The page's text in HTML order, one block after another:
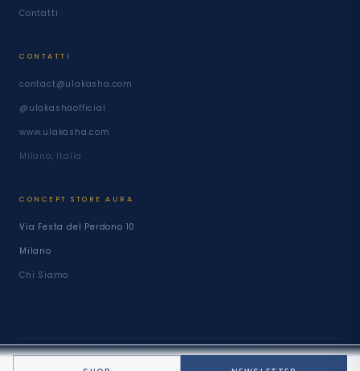
Contatti
CONTATTI
contact@ulakasha.com
@ulakashaofficial
www.ulakasha.com
Milano, Italia
CONCEPT STORE AURA
Via Festa del Perdono 10
Milano
Chi Siamo
© 2026 ULAKASHA · TUTTI I DIRITTI RISERVATI